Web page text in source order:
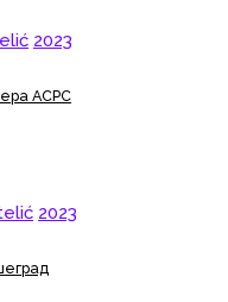
2023
АСРС
2023